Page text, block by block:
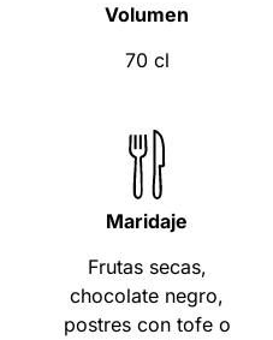
Volumen
70 cl
Maridaje
Frutas secas,
chocolate negro,
postres con tofe o